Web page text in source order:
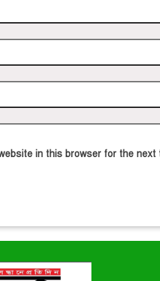
in this browser for the next